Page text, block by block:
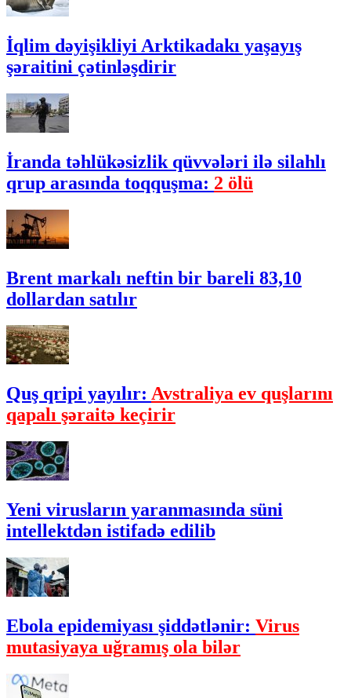
İqlim dəyişikliyi Arktikadakı yaşayış
şəraitini çətinləşdirir
İranda təhlükəsizlik qüvvələri ilə silahlı
qrup arasında toqquşma: 2 ölü
Brent markalı neftin bir bareli 83,10
dollardan satılır
Quş qripi yayılır: Avstraliya ev quşlarını
qapalı şəraitə keçirir
Yeni virusların yaranmasında süni
intellektdən istifadə edilib
Ebola epidemiyası şiddətlənir: Virus
mutasiyaya uğramış ola bilər